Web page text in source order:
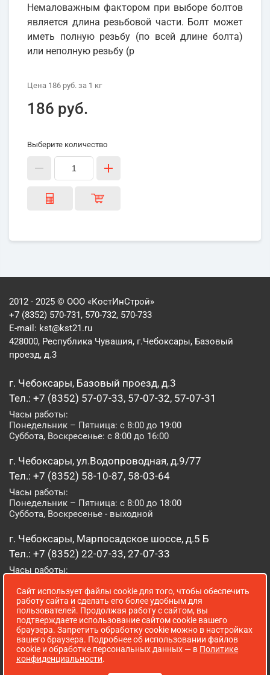
Немаловажным фактором при выборе болтов
является длина резьбовой части. Болт может
иметь полную резьбу (по всей длине болта)
или неполную резьбу (р
Цена 186 руб. за 1 кг
186 руб.
Выберите количество
2012 - 2025 © ООО «КостИнСтрой»
+7 (8352) 570-731, 570-732, 570-733
E-mail: kst@kst21.ru
428000, Республика Чувашия, г.Чебоксары, Базовый
проезд, д.3
г. Чебоксары, Базовый проезд, д.3
Тел.: +7 (8352) 57-07-33, 57-07-32, 57-07-31
Часы работы:
Понедельник – Пятница: с 8:00 до 19:00
Суббота, Воскресенье: с 8:00 до 16:00
г. Чебоксары, ул.Водопроводная, д.9/77
Тел.: +7 (8352) 58-10-87, 58-03-64
Часы работы:
Понедельник – Пятница: с 8:00 до 18:00
Суббота, Воскресенье - выходной
г. Чебоксары, Марпосадское шоссе, д.5 Б
Тел.: +7 (8352) 22-07-33, 27-07-33
Часы работы:
Суббота, Воскресенье: с 8:00 до 16:00
г. Йошкар-Ола, ул. Луначарского, д. 52 А
Тел.: (8362) 41-07-31
Часы работы:
Понедельник – Пятница: с 8:00 до 18:00
Сайт использует файлы cookie для того, чтобы обеспечить
работу сайта и сделать его более удобным для
пользователей. Продолжая работу с сайтом, вы
подтверждаете использование сайтом cookie вашего
браузера. Запретить обработку cookie можно в настройках
вашего браузера. Подробнее об использовании файлов
cookie и обработке персональных данных — в Политике
конфиденциальности.